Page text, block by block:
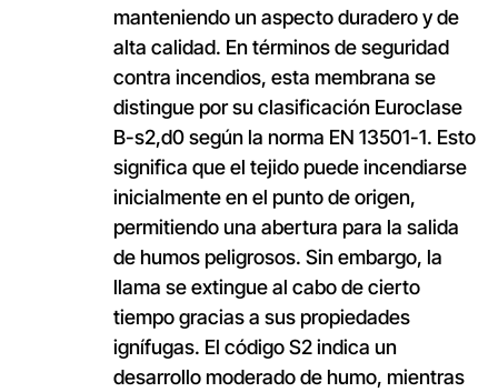
manteniendo un aspecto duradero y de
alta calidad. En términos de seguridad
contra incendios, esta membrana se
distingue por su clasificación Euroclase
B-s2,d0 según la norma EN 13501-1. Esto
significa que el tejido puede incendiarse
inicialmente en el punto de origen,
permitiendo una abertura para la salida
de humos peligrosos. Sin embargo, la
llama se extingue al cabo de cierto
tiempo gracias a sus propiedades
ignífugas. El código S2 indica un
desarrollo moderado de humo, mientras